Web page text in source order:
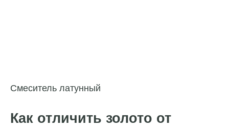
Смеситель латунный
Как отличить золото от